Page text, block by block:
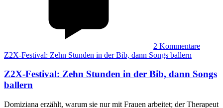
2 Kommentare
Z2X-Festival: Zehn Stunden in der Bib, dann Songs ballern
Z2X-Festival: Zehn Stunden in der Bib, dann Songs
ballern
Domiziana erzählt, warum sie nur mit Frauen arbeitet; der Therapeut